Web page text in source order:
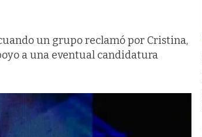
un grupo reclamó por Cristina,
a una eventual candidatura